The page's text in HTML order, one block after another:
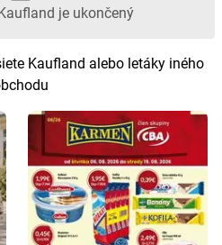
je ukončený
Kaufland alebo letáky iného